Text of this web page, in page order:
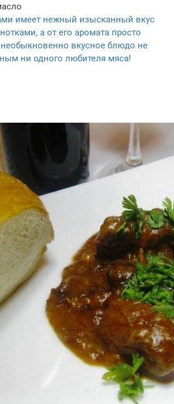
имеет нежный изысканный вкус
а от его аромата просто
вкусное блюдо не
ни одного любителя мяса!